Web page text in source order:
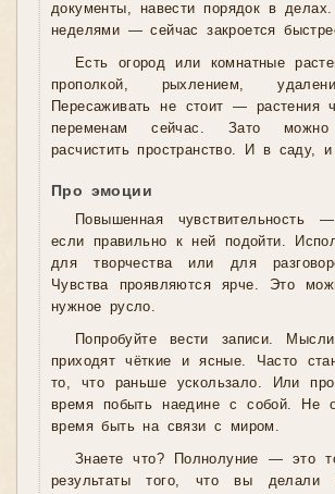
документы, навести порядок в
неделями — сейчас закроется
Есть огород или комнатные
прополкой, рыхлением,
Пересаживать не стоит — растения
переменам сейчас. Зато можно
расчистить пространство. И в саду,
Про эмоции
Повышенная чувствительность
если правильно к ней подойти.
для творчества или для
Чувства проявляются ярче. Это
нужное русло.
Попробуйте вести записи.
приходят чёткие и ясные. Часто
то, что раньше ускользало. Или
время побыть наедине с собой. Не
время быть на связи с миром.
Знаете что? Полнолуние — это
результаты того, что вы делали